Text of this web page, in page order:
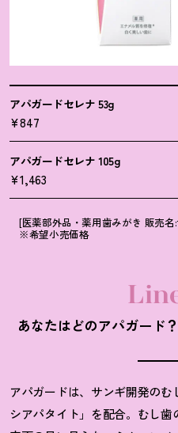
アパガードセレナ 53g
¥847
アパガードセレナ 105g
¥1,463
[医薬部外品・薬用歯みがき 販売名
※希望小売価格
あなたはどのアパガード ？
アパガードは、サンギ開発の
シアパタイト」を配合。むし歯